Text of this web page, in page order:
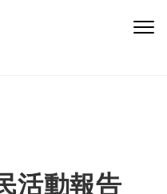
活動報告